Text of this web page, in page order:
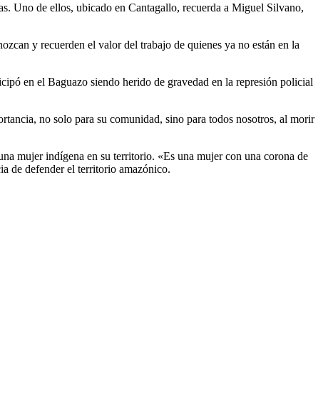
Uno de ellos, ubicado en Cantagallo, recuerda a Miguel Silvano,
y recuerden el valor del trabajo de quienes ya no están en la
en el Baguazo siendo herido de gravedad en la represión policial
no solo para su comunidad, sino para todos nosotros, al morir
mujer indígena en su territorio. «Es una mujer con una corona de
de defender el territorio amazónico.